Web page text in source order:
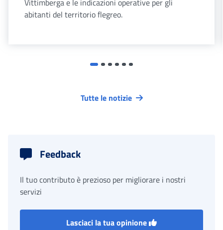
Vittimberga e le indicazioni operative per gli
abitanti del territorio flegreo.
Tutte le notizie
Feedback
Il tuo contributo è prezioso per migliorare i nostri
servizi
Lasciaci la tua opinione